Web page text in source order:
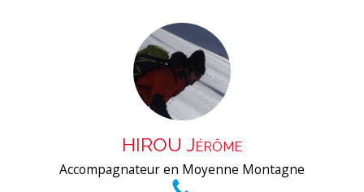
HIROU Jérôme
Accompagnateur en Moyenne Montagne